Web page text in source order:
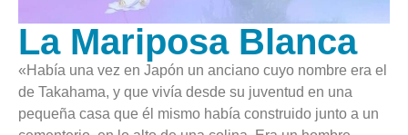
La Mariposa Blanca
«Había una vez en Japón un anciano cuyo nombre era el
de Takahama, y que vivía desde su juventud en una
pequeña casa que él mismo había construido junto a un